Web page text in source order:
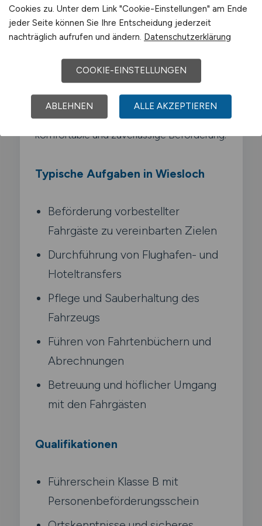
Mietwagenunternehmens von A nach B.
Anders als Taxifahrer darfst du nur
musst nach jeder Tour zum Betriebssitz
zurückkehren. Du arbeitest als Chauffeur für
Geschäftskunden. Flughafentransfers oder
Hotelgäste und sorgst für eine
komfortable und zuverlässige Beförderung.
Typische Aufgaben in Wiesloch
Beförderung vorbestellter
Fahrgäste zu vereinbarten Zielen
Durchführung von Flughafen- und
Hoteltransfers
Pflege und Sauberhaltung des
Fahrzeugs
Führen von Fahrtenbüchern und
Abrechnungen
Betreuung und höflicher Umgang
mit den Fahrgästen
Qualifikationen
Führerschein Klasse B mit
Personenbeförderungsschein
Cookies zu. Unter dem Link "Cookie-Einstellungen" am Ende
jeder Seite können Sie Ihre Entscheidung jederzeit
nachträglich aufrufen und ändern. Datenschutzerklärung
COOKIE-EINSTELLUNGEN
ABLEHNEN ALLE AKZEPTIEREN